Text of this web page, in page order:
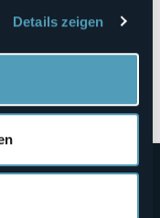
Details zeigen